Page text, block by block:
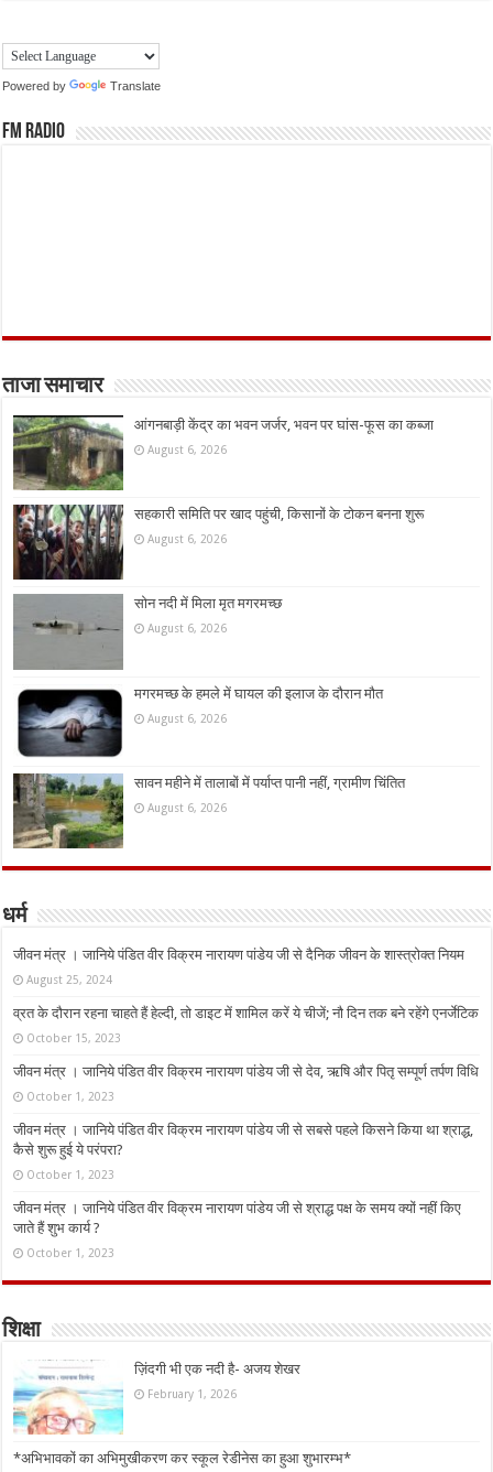
Powered by Translate
FM Radio
ताजा समाचार
आंगनबाड़ी केंद्र का भवन जर्जर, भवन पर घांस-फूस का कब्जा
August 6, 2026
सहकारी समिति पर खाद पहुंची, किसानों के टोकन बनना शुरू
August 6, 2026
सोन नदी में मिला मृत मगरमच्छ
August 6, 2026
मगरमच्छ के हमले में घायल की इलाज के दौरान मौत
August 6, 2026
सावन महीने में तालाबों में पर्याप्त पानी नहीं, ग्रामीण चिंतित
August 6, 2026
धर्म
जीवन मंत्र । जानिये पंडित वीर विक्रम नारायण पांडेय जी से दैनिक जीवन के शास्त्रोक्त नियम
August 25, 2024
व्रत के दौरान रहना चाहते हैं हेल्दी, तो डाइट में शामिल करें ये चीजें; नौ दिन तक बने रहेंगे एनर्जेटिक
October 15, 2023
जीवन मंत्र । जानिये पंडित वीर विक्रम नारायण पांडेय जी से देव, ऋषि और पितृ सम्पूर्ण तर्पण विधि
October 1, 2023
जीवन मंत्र । जानिये पंडित वीर विक्रम नारायण पांडेय जी से सबसे पहले किसने किया था श्राद्ध,
कैसे शुरू हुई ये परंपरा?
October 1, 2023
जीवन मंत्र । जानिये पंडित वीर विक्रम नारायण पांडेय जी से श्राद्ध पक्ष के समय क्यों नहीं किए
जाते हैं शुभ कार्य ?
October 1, 2023
शिक्षा
ज़िंदगी भी एक नदी है- अजय शेखर
February 1, 2026
*अभिभावकों का अभिमुखीकरण कर स्कूल रेडीनेस का हुआ शुभारम्भ*